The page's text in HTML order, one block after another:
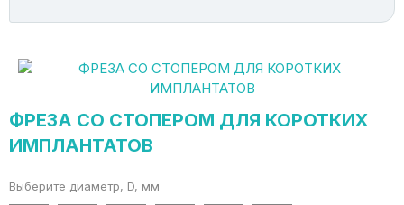
ФРЕЗА СО СТОПЕРОМ ДЛЯ КОРОТКИХ
ИМПЛАНТАТОВ
Выберите диаметр, D, мм